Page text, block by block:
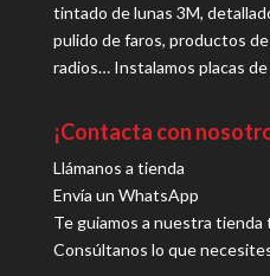
tintado de lunas 3M,
pulido de faros, productos
radios… Instalamos placas
¡Contacta con
Llámanos a tienda
Envía un WhatsApp
Te guiamos a nuestra tienda
Consúltanos lo que